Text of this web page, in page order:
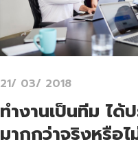
21/ 03/ 2018
ทำงานเป็นทีม ได้
มากกว่าจริงหรือไ